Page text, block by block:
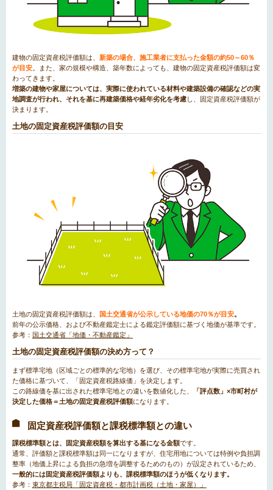
建物の固定資産税評価額は、 新築の場合、施工業者に支払った金額の約50～60％
が目安。また、家の規模や構造、築年数によっても、建物の固定資産税評価額は変
わってきます。
増築の建物や家屋については、実際に使われている材料や建築設備の確認などの実
地調査が行われ、それを基に再建築価格や経年劣化を考慮し、固定資産税評価額が
決まります。
土地の固定資産税評価額の目安
土地の固定資産税評価額は、 国土交通省が公示している地価の70％が目安。
前年の公示価格、および不動産鑑定士による鑑定評価額に基づく地価が基準です。
参考： 国土交通省「地価・不動産鑑定」
土地の固定資産税評価額の決め方って？
まず標準宅地（区域ごとの標準的な宅地）を選び、その標準宅地が実際に売買され
た価格に基づいて、「固定資産税路線価」を決定します。
この路線価を基に出された標準宅地との違いを数値化した、
「評点数」×市町村が
決定した価格＝土地の固定資産税評価額になります。
固定資産税評価額と課税標準額との違い
課税標準額とは、固定資産税額を算出する基になる金額です。
通常、評価額と課税標準額は同一になりますが、住宅用地については特例や負担調
整率（地価上昇による負担の急増を調整するためのもの）が設定されているため、
一般的には固定資産税評価額よりも、課税標準額のほうが低くなります。
参考： 東京都主税局「固定資産税・都市計画税（土地・家屋）」